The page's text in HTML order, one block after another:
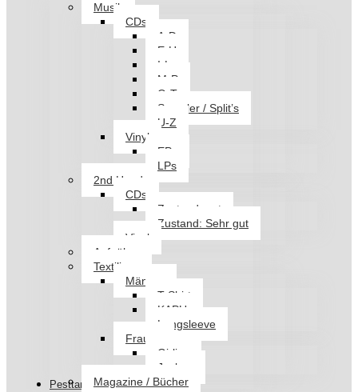
Musik
CDs
A-D
E-H
I-L
M-P
Q-T
Sampler / Split’s
U-Z
Vinyl
EPs
LPs
2nd Hand
CDs
Zustand: gut
Zustand: Sehr gut
Vinyl
Aufnäher
Textilien
Männer
T-Shirt
KAPU
Longsleeve
Frauen
Girlies
Jacken
Magazine / Bücher
Pesttanz